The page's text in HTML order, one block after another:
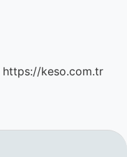
https://keso.com.tr